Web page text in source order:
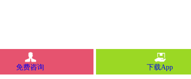
免费咨询 下载App